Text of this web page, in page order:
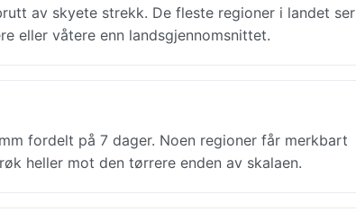
av skyete strekk. De fleste regioner i landet ser
eller våtere enn landsgjennomsnittet.
fordelt på 7 dager. Noen regioner får merkbart
heller mot den tørrere enden av skalaen.